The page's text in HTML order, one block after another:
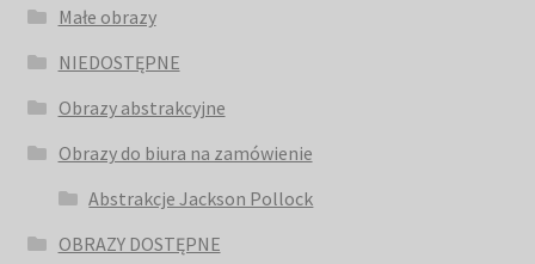
Małe obrazy
NIEDOSTĘPNE
Obrazy abstrakcyjne
Obrazy do biura na zamówienie
Abstrakcje Jackson Pollock
OBRAZY DOSTĘPNE